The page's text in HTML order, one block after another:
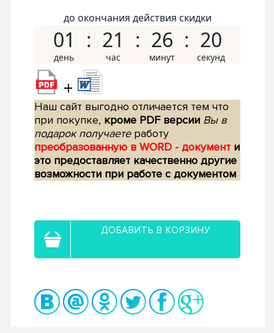
до окончания действия скидки
01 21 26 19
+
Наш сайт выгодно отличается тем что
при покупке, кроме PDF версии Вы в
подарок получаетеработу
преобразованную в WORD - документ и
это предоставляет качественно другие
возможности при работе с документом
ДОБАВИТЬ В КОРЗИНУ